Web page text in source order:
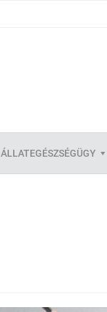
ÁLLATEGÉSZSÉGÜGY